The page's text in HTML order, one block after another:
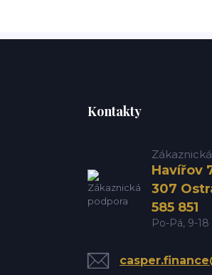
Kontakty
Havířov
307
585 851
Po-Pá, 9-18